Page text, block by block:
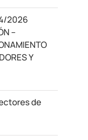
2026
–
Y
de